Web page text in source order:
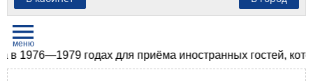
годах для приёма иностранных гостей,